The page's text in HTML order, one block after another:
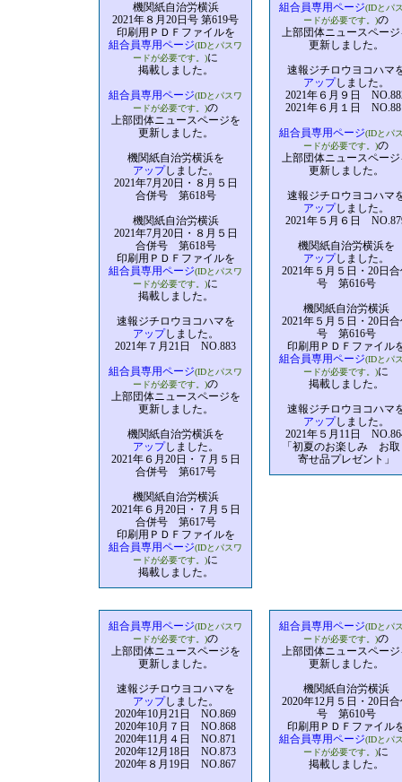
機関紙自治労横浜
2021年８月20日号 第619号
印刷用ＰＤＦファイルを
組合員専用ページ(IDとパスワ
ードが必要です。)に
掲載しました。
組合員専用ページ(IDとパスワ
ードが必要です。)の
上部団体ニュースページを
更新しました。
機関紙自治労横浜を
アップしました。
2021年7月20日・８月５日
合併号 第618号
機関紙自治労横浜
2021年7月20日・８月５日
合併号 第618号
印刷用ＰＤＦファイルを
組合員専用ページ(IDとパスワ
ードが必要です。)に
掲載しました。
速報ジチロウヨコハマを
アップしました。
2021年７月21日 NO.883
組合員専用ページ(IDとパスワ
ードが必要です。)の
上部団体ニュースページを
更新しました。
機関紙自治労横浜を
アップしました。
2021年６月20日・７月５日
合併号 第617号
機関紙自治労横浜
2021年６月20日・７月５日
合併号 第617号
印刷用ＰＤＦファイルを
組合員専用ページ(IDとパスワ
ードが必要です。)に
掲載しました。
組合員専用ページ(IDとパ
ードが必要です。)の
上部団体ニュースページ
更新しました。
速報ジチロウヨコハマ
アップしました。
2021年６月９日
2021年６月１日
組合員専用ページ(IDとパ
ードが必要です。)の
上部団体ニュースページ
更新しました。
速報ジチロウヨコハマ
アップしました。
2021年５月６日
機関紙自治労横浜を
アップしました。
2021年５月５日・20日合
号 第616号
機関紙自治労横浜
2021年５月５日・20日合
号 第616号
印刷用ＰＤＦファイル
組合員専用ページ(IDとパ
ードが必要です。)に
掲載しました。
速報ジチロウヨコハマ
アップしました。
2021年５月11日
「初夏のお楽しみ お取
寄せ品プレゼント」
組合員専用ページ(IDとパスワ
ードが必要です。)の
上部団体ニュースページを
更新しました。
速報ジチロウヨコハマを
アップしました。
2020年10月21日 NO.869
2020年10月７日 NO.868
2020年11月４日 NO.871
2020年12月18日 NO.873
2020年８月19日 NO.867
組合員専用ページ(IDとパ
ードが必要です。)の
上部団体ニュースページ
更新しました。
機関紙自治労横浜
2020年12月５日・20日
号 第610号
印刷用ＰＤＦファイル
組合員専用ページ(IDとパ
ードが必要です。)に
掲載しました。